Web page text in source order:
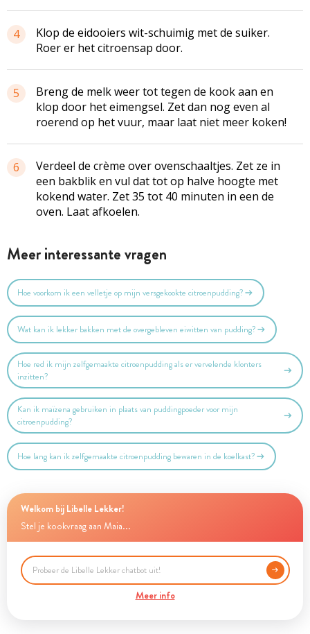
4
Klop de eidooiers wit-schuimig met de suiker.
Roer er het citroensap door.
5
Breng de melk weer tot tegen de kook aan en
klop door het eimengsel. Zet dan nog even al
roerend op het vuur, maar laat niet meer koken!
6
Verdeel de crème over ovenschaaltjes. Zet ze in
een bakblik en vul dat tot op halve hoogte met
kokend water. Zet 35 tot 40 minuten in een de
oven. Laat afkoelen.
Meer interessante vragen
Hoe voorkom ik een velletje op mijn versgekookte citroenpudding?
Wat kan ik lekker bakken met de overgebleven eiwitten van pudding?
Hoe red ik mijn zelfgemaakte citroenpudding als er vervelende klonters
inzitten?
Kan ik maïzena gebruiken in plaats van puddingpoeder voor mijn
citroenpudding?
Hoe lang kan ik zelfgemaakte citroenpudding bewaren in de koelkast?
Welkom bij Libelle Lekker!
Stel je kookvraag aan Maia...
Meer info